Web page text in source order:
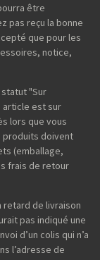
être
pas reçu la bonne
que pour les
notice,
"Sur
article est sur
lors que vous
produits doivent
(emballage,
frais de retour
retard de livraison
pas indiqué une
d’un colis qui n’a
l’adresse de